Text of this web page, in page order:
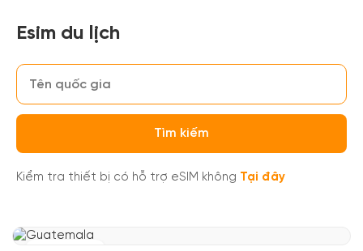
Esim du lịch
Tìm kiếm
Kiểm tra thiết bị có hỗ trợ eSIM không Tại đây